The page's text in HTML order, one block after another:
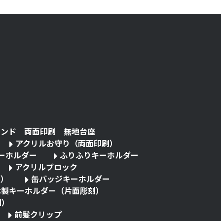
ンド 両面印刷 無地台座
アクリルお守り（両面印刷）
ホルダー
ふりふりキーホルダー
アクリルブロック
缶バッジキーホルダー
キーホルダー（片面彫刻）
前髪クリップ